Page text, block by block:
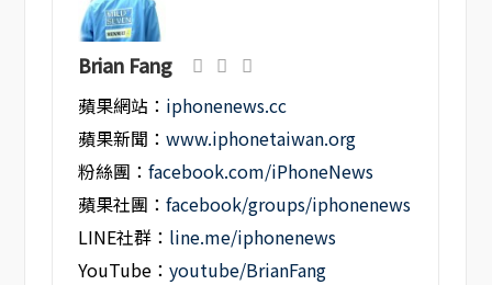
Brian Fang
蘋果網站： iphonenews.cc
蘋果新聞：www.iphonetaiwan.org
粉絲團：facebook.com/iPhoneNews
蘋果社團：facebook/groups/iphonenews
LINE社群： line.me/iphonenews
YouTube：youtube/BrianFang